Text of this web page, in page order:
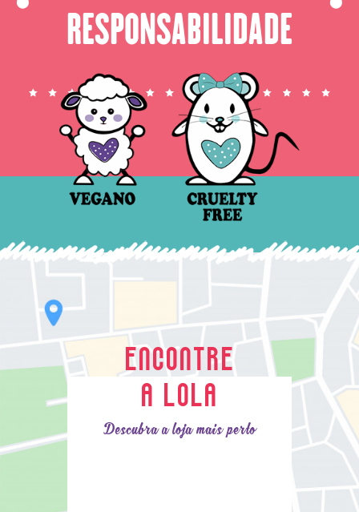
RESPONSABILIDADE
ENCONTRE
A LOLA
Descubra a loja mais perto